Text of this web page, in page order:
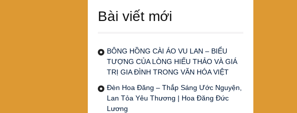
Bài viết mới
BÔNG HỒNG CÀI ÁO VU LAN – BIỂU
TƯỢNG CỦA LÒNG HIẾU THẢO VÀ GIÁ
TRỊ GIA ĐÌNH TRONG VĂN HÓA VIỆT
Đèn Hoa Đăng – Thắp Sáng Ước Nguyện,
Lan Tỏa Yêu Thương | Hoa Đăng Đức
Lương